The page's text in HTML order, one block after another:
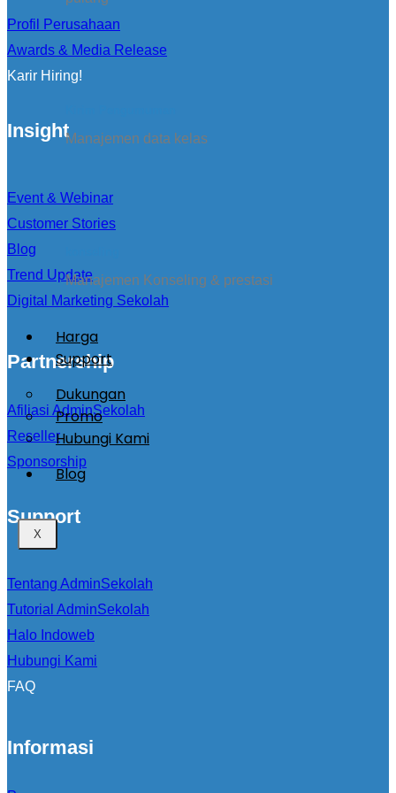
Manajemen data kelas
Manajemen Konseling & prestasi
Harga
Support
Dukungan
Promo
Hubungi Kami
Blog
X
Profil Perusahaan
Awards & Media Release
Karir Hiring!
Insight
Event & Webinar
Customer Stories
Blog
Trend Update
Digital Marketing Sekolah
Partnership
Afiliasi AdminSekolah
Reseller
Sponsorship
Support
Tentang AdminSekolah
Tutorial AdminSekolah
Halo Indoweb
Hubungi Kami
FAQ
Informasi